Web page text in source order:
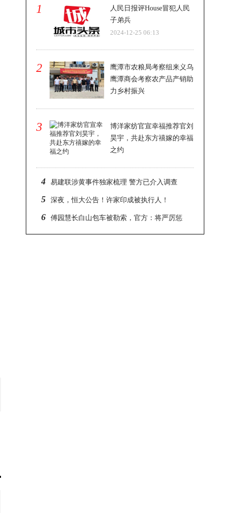
1
人民日报评House冒犯人民
子弟兵
2024-12-25 06:13
2
鹰潭市农粮局考察组来义乌
鹰潭商会考察农产品产销助
力乡村振兴
3
博洋家纺官宣幸福推荐官刘
昊宇，共赴东方禧嫁的幸福
之约
4 易建联涉黄事件独家梳理 警方已介入调查
5 深夜，恒大公告！许家印成被执行人！
6 傅园慧长白山包车被勒索，官方：将严厉惩
处黑车司机